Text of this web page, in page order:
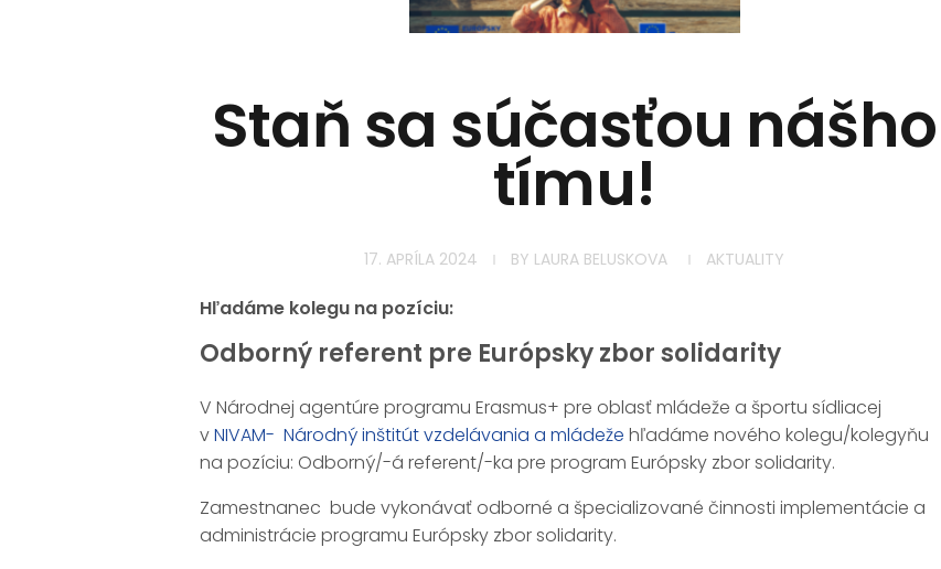
Staň sa súčasťou nášho
tímu!
17. APRÍLA 2024 BY LAURA BELUSKOVA AKTUALITY
Hľadáme kolegu na pozíciu:
Odborný referent pre Európsky zbor solidarity
V Národnej agentúre programu Erasmus+ pre oblasť mládeže a športu sídliacej
vNIVAM- Národný inštitút vzdelávania a mládeže hľadáme nového kolegu/kolegyňu
na pozíciu: Odborný/-á referent/-ka pre program Európsky zbor solidarity.
Zamestnanec bude vykonávať odborné a špecializované činnosti implementácie a
administrácie programu Európsky zbor solidarity.